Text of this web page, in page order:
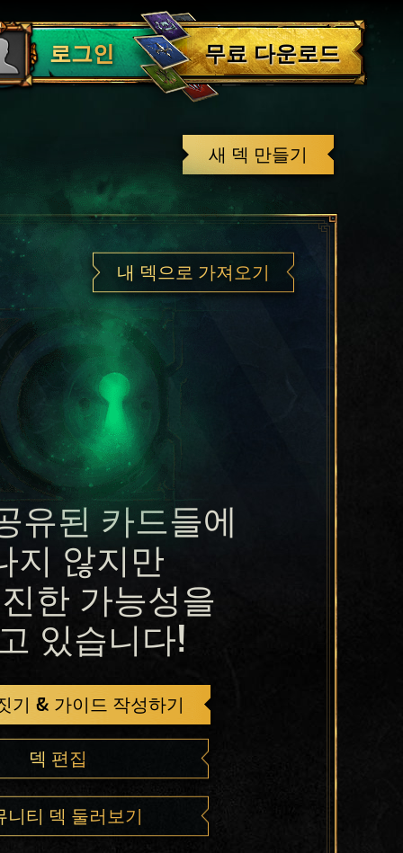
로그인
로그아웃
무료 다운로드
새 덱 만들기
내 덱으로 가져오기
유된 카드들에
지 않지만
한 가능성을
있습니다!
기 & 가이드 작성하기
덱 편집
니티 덱 둘러보기